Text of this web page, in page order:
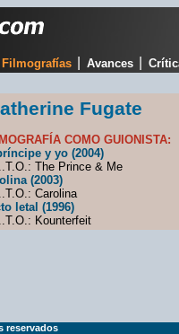
Filmografías Avances
Fugate
COMO GUIONISTA:
y yo (2004)
The Prince & Me
(2003)
Carolina
letal (1996)
Kounterfeit
reservados